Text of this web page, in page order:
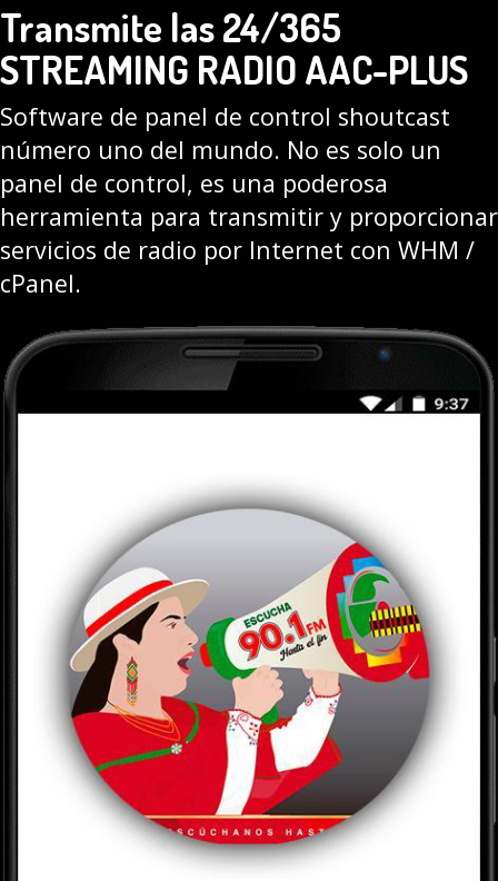
Transmite las 24/365
STREAMING RADIO AAC-PLUS
Software de panel de control shoutcast
número uno del mundo. No es solo un
panel de control, es una poderosa
herramienta para transmitir y proporcionar
servicios de radio por Internet con WHM /
cPanel.